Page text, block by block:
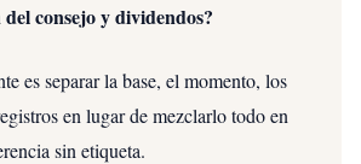
consejo y dividendos?
es separar la base, el momento, los
en lugar de mezclarlo todo en
sin etiqueta.